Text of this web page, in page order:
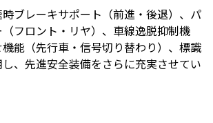
ブレーキサポート（前進・後退）、パ
フロント・リヤ）、車線逸脱抑制機
能（先行車・信号切り替わり）、標識
、先進安全装備をさらに充実させてい